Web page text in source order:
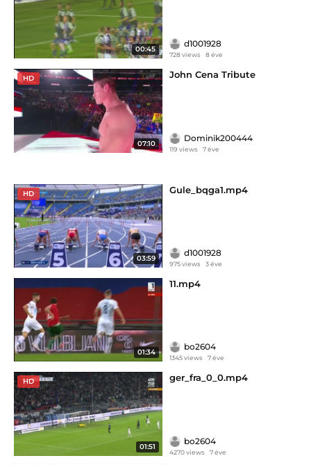
00:45
d1001928
728 views 8 éve
HD
07:10
John Cena Tribute
Dominik200444
119 views 7 éve
HD
03:59
Gule_bqga1.mp4
d1001928
975 views 3 éve
01:34
11.mp4
bo2604
1345 views 7 éve
HD
01:51
ger_fra_0_0.mp4
bo2604
4270 views 7 éve